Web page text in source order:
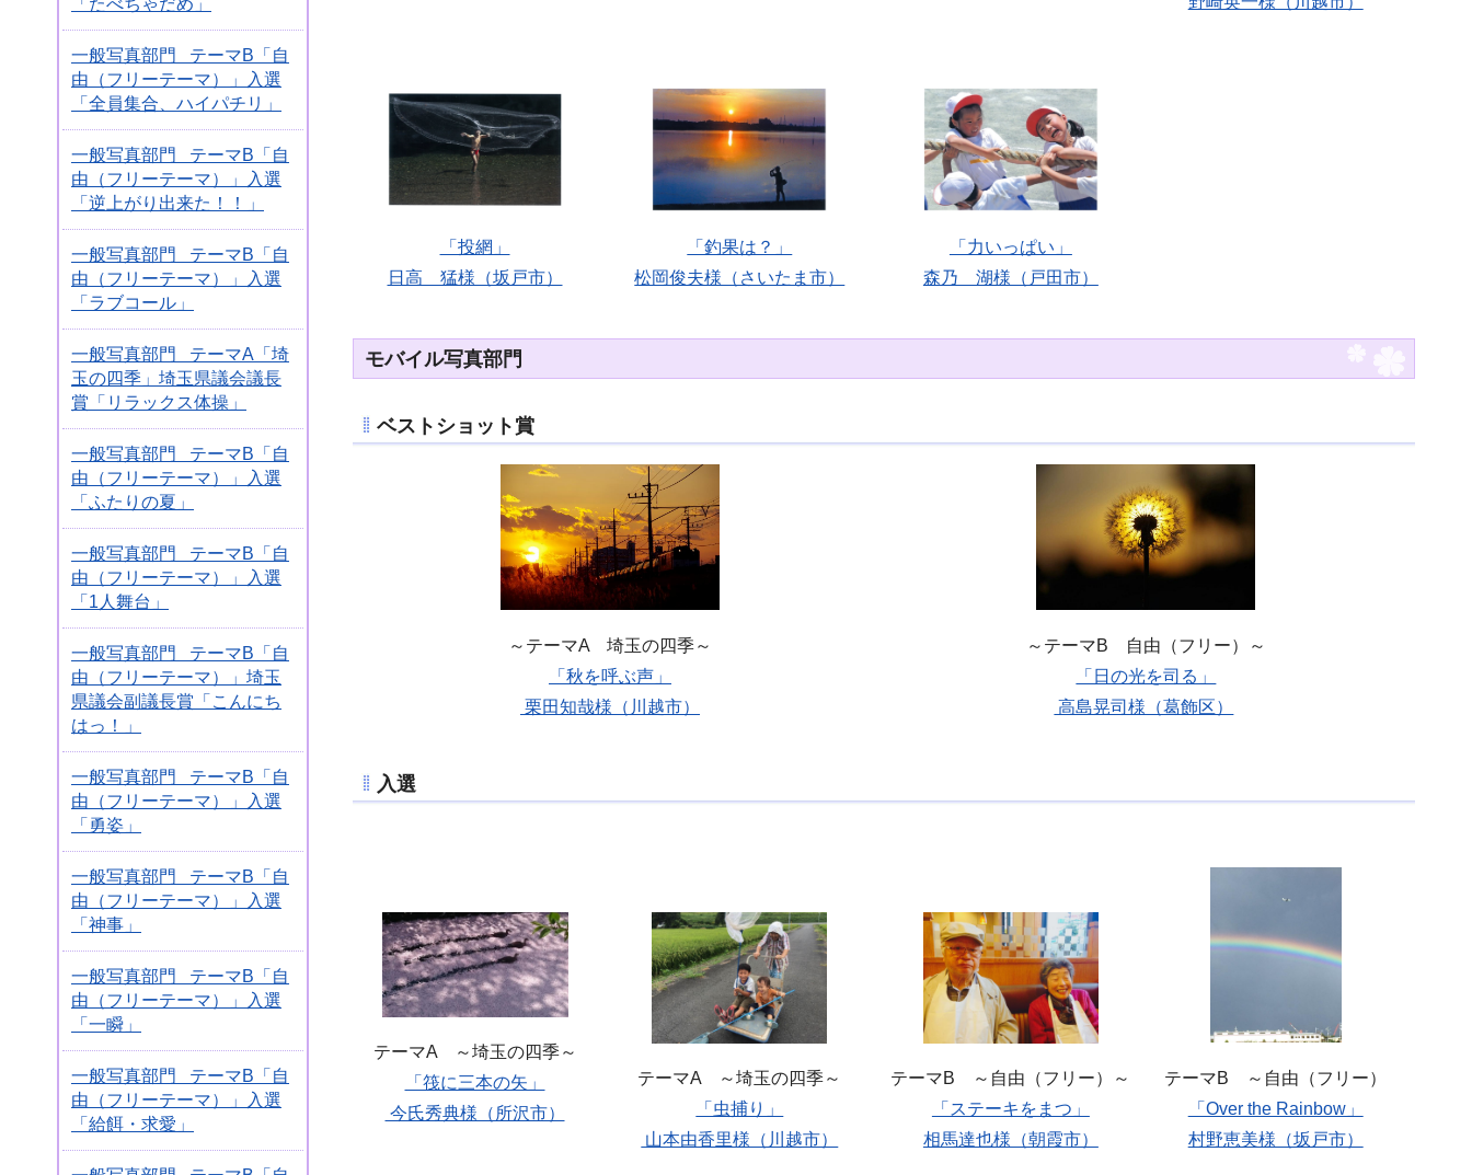
「たべちゃだめ」
一般写真部門 テーマB「自
由（フリーテーマ）」入選
「全員集合、ハイパチリ」
一般写真部門 テーマB「自
由（フリーテーマ）」入選
「逆上がり出来た！！」
一般写真部門 テーマB「自
由（フリーテーマ）」入選
「ラブコール」
一般写真部門 テーマA「埼
玉の四季」埼玉県議会議長
賞「リラックス体操」
一般写真部門 テーマB「自
由（フリーテーマ）」入選
「ふたりの夏」
一般写真部門 テーマB「自
由（フリーテーマ）」入選
「1人舞台」
一般写真部門 テーマB「自
由（フリーテーマ）」埼玉
県議会副議長賞「こんにち
はっ！」
一般写真部門 テーマB「自
由（フリーテーマ）」入選
「勇姿」
一般写真部門 テーマB「自
由（フリーテーマ）」入選
「神事」
一般写真部門 テーマB「自
由（フリーテーマ）」入選
「一瞬」
一般写真部門 テーマB「自
由（フリーテーマ）」入選
「給餌・求愛」
「投網」
日高 猛様（坂戸市）
「釣果は？」
松岡俊夫様（さいたま市）
「力いっぱい」
森乃 湖様（戸田市）
モバイル写真部門
ベストショット賞
～テーマA 埼玉の四季～
「秋を呼ぶ声」
栗田知哉様（川越市）
～テーマB 自由（フリー）～
「日の光を司る」
高島晃司様（葛飾区）
入選
テーマA ～埼玉の四季～
「筏に三本の矢」
今氏秀典様（所沢市）
テーマA ～埼玉の四季～
「虫捕り」
山本由香里様（川越市）
テーマB ～自由（フリー）～
「ステーキをまつ」
相馬達也様（朝霞市）
テーマB ～自由（フリー）
「Over the Rainbow」
村野恵美様（坂戸市）